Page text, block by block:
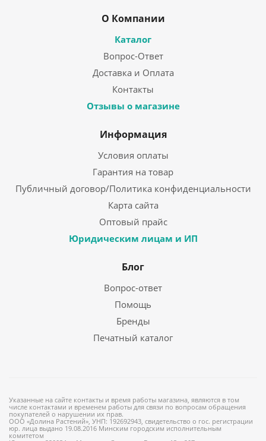
О Компании
Каталог
Вопрос-Ответ
Доставка и Оплата
Контакты
Отзывы о магазине
Информация
Условия оплаты
Гарантия на товар
Публичный договор/Политика конфиденциальности
Карта сайта
Оптовый прайс
Юридическим лицам и ИП
Блог
Вопрос-ответ
Помощь
Бренды
Печатный каталог
Указанные на сайте контакты и время работы магазина, являются в том
числе контактами и временем работы для связи по вопросам обращения
покупателей о нарушении их прав.
ООО «Долина Растений», УНП: 192692943, свидетельство о гос. регистрации
юр. лица выдано 19.08.2016 Минским городским исполнительным
комитетом